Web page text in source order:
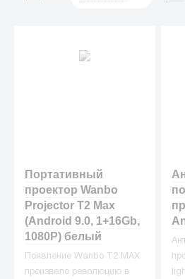
Портативный
проектор Wanbo
Projector T2 Max
(Android 9.0, 1+16Gb,
1080P) белый
Появление Wanbo T2 MAX
произвело революцию в